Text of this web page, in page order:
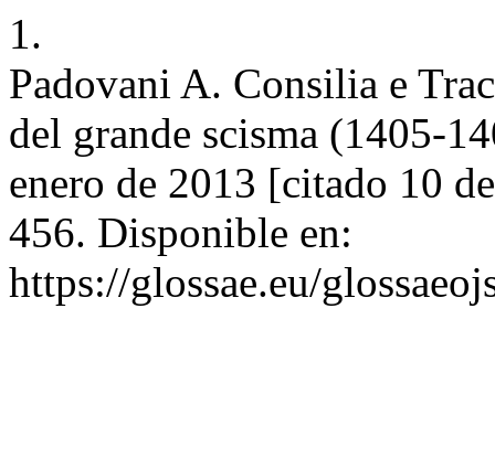
1.
Padovani A. Consilia e
del grande scisma (1405-
enero de 2013 [citado 10
456. Disponible en:
https://glossae.eu/